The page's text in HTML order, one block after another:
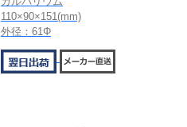
110×90×151(mm)
外径：61Φ